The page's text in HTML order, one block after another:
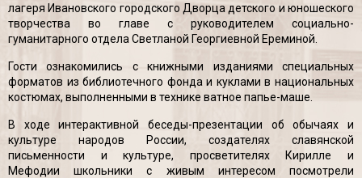
лагеря Ивановского городского Дворца детского и юношеского
творчества во главе с руководителем социально-
гуманитарного отдела Светланой Георгиевной Ереминой.
Гости ознакомились с книжными изданиями специальных
форматов из библиотечного фонда и куклами в национальных
костюмах, выполненными в технике ватное папье-маше.
В ходе интерактивной беседы-презентации об обычаях и
культуре народов России, создателях славянской
письменности и культуре, просветителях Кирилле и
Мефодии школьники с живым интересом посмотрели